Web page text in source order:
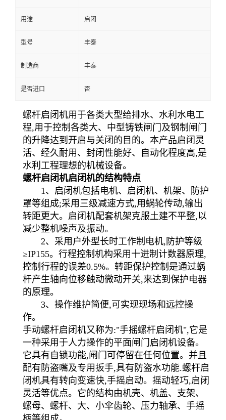
用途 启闭
型号 丰泰
制造商 丰泰
是否进口 否
螺杆启闭机用于各类大型给排水、水利水电工
程,用于控制各类大、中型铸铁闸门及钢制闸门
的升降达到开启与关闭的目的。本产品启闭灵
活、经久耐用、封闭性能好、自动化程度高,是
水利工程理想的机械设备。
螺杆启闭机启闭机的结构特点
1、启闭机包括电机、启闭机、机架、防护
罩等组成;采用三级减速方式,用蜗轮传动,输出
转距更大。启闭机配套机架克服土建不平整,以
减少整机噪声及振动。
2、采用户外型长时工作制电机,防护等级
≥IP155。行程控制机构采用十进制计数器原理,
控制行程的误差0.5%。转距保护控制是通过蜗
杆产生轴向位移触动微动开关,来达到保护电器
的原理。
3、操作维护简便,可实现现场和远控操
作。
手动螺杆启闭机又称为:"手摇螺杆启闭机",它是
一种采用于人力操作的平面闸门启闭机设备。
它具有自锁功能,闸门可停留在任何位置。并且
配有防盗嘴及专用扳手,具有防盗水功能.螺杆启
闭机具有转向变速快,手摇启动。摇动轻巧,启闭
灵活等优点。它的结构由机壳、机盖、支架、
螺母、螺杆、大、小伞齿轮、压力轴承、手摇